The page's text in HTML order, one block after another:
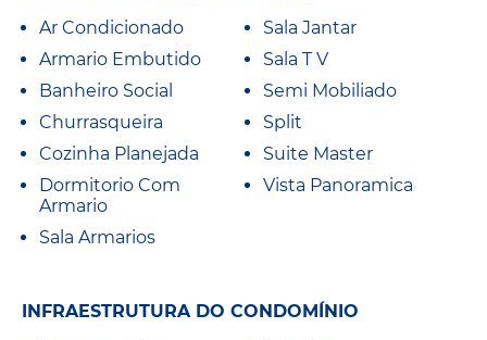
Ar Condicionado
Armario Embutido
Banheiro Social
Churrasqueira
Cozinha Planejada
Dormitorio Com
Armario
Sala Armarios
Sala Jantar
Sala T V
Semi Mobiliado
Split
Suite Master
Vista Panoramica
INFRAESTRUTURA DO CONDOMÍNIO